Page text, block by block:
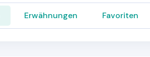
Erwähnungen Favoriten